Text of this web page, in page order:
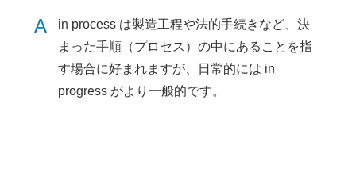
A
in process は製造工程や法的手続きなど、決
まった手順（プロセス）の中にあることを指
す場合に好まれますが、日常的には in
progress がより一般的です。